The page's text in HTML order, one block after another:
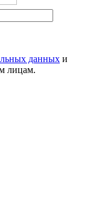
данных и
лицам.